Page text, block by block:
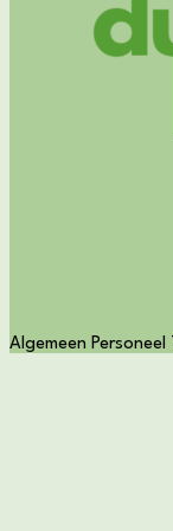
Algemeen Personeel